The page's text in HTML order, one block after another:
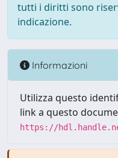
tutti i diritti sono
indicazione.
Informazioni
Utilizza questo
link a questo
https://